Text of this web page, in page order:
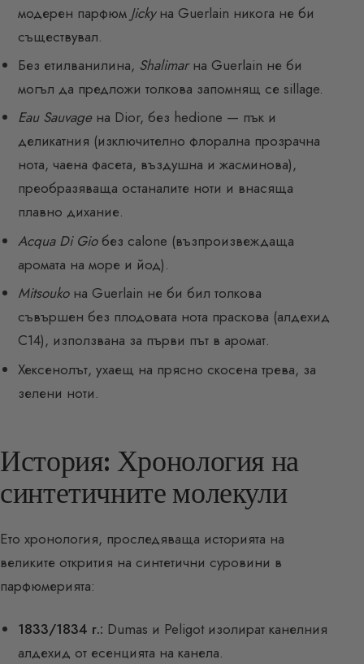
модерен парфюм Jickyна Guerlain никога не би
съществувал.
Без етилванилина, Shalimarна Guerlain не би
могъл да предложи толкова запомнящ се sillage.
Eau Sauvageна Dior, без hedione — пък и
деликатния (изключително флорална прозрачна
нота, чаена фасета, въздушна и жасминова),
преобразяваща останалите ноти и внасяща
плавно дихание.
Acqua Di Gioбез calone (възпроизвеждаща
аромата на море и йод).
Mitsoukoна Guerlain не би бил толкова
съвършен без плодовата нота праскова (алдехид
C14), използвана за първи път в аромат.
Хексенолът, ухаещ на прясно скосена трева, за
зелени ноти.
История: Хронология на
синтетичните молекули
Ето хронология, проследяваща историята на
великите открития на синтетични суровини в
парфюмерията:
1833/1834 г.: Dumas и Peligot изолират канелния
алдехид от есенцията на канела.